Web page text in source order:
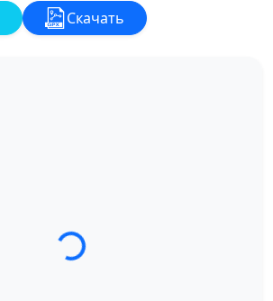
Скачать
Загрузка трека...